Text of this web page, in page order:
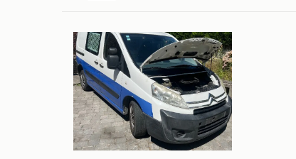
Mes
Favoris
Jason Bogaert
Mons